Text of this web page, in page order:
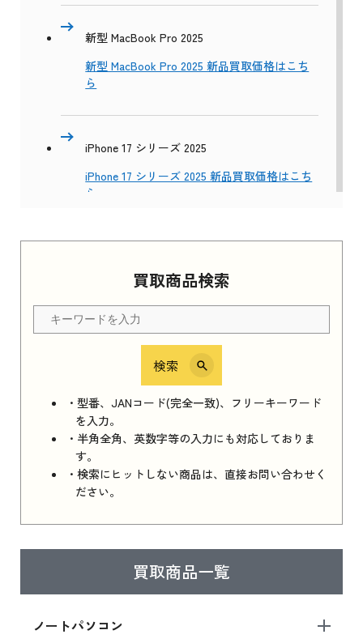
買取商品検索
検索
・型番、JANコード(完全一致)、フリーキーワード
を入力。
・半角全角、英数字等の入力にも対応しておりま
す。
・検索にヒットしない商品は、直接お問い合わせく
ださい。
買取商品一覧
ノートパソコン
新型 MacBook Pro 2025
新型 MacBook Pro 2025 新品買取価格はこち
ら
iPhone 17 シリーズ 2025
iPhone 17 シリーズ 2025 新品買取価格はこち
ら
Apple Watch Series 11 2025 新品買取価格はこ
ちら
iPhone 16e シリーズ 2025
iPhone 16e シリーズ 2025 新品買取価格はこち
ら
iPad 11インチ 2025年春モデル
はこちら
ら